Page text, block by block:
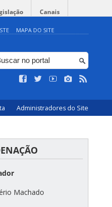
Canais
MAPA DO SITE
Administradores do Site
Machado